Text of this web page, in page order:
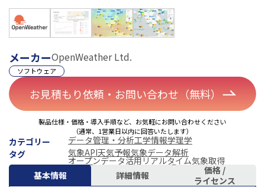
メーカーOpenWeather Ltd.
ソフトウェア
お見積もり依頼・お問い合わせ（無料）
製品仕様・価格・導入手順など、お気軽にお問い合わせください
（通常、1営業日以内に回答いたします）
カテゴリー データ管理・分析工学情報学理学
タグ
気象API天気予報気象データ解析
オープンデータ活用リアルタイム気象取得
基本情報
詳細情報
価格 /
ライセンス